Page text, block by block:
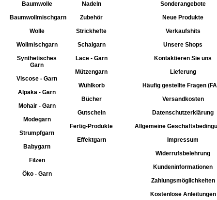
Baumwolle
Baumwollmischgarn
Wolle
Wollmischgarn
Synthetisches
Garn
Viscose - Garn
Alpaka - Garn
Mohair - Garn
Modegarn
Strumpfgarn
Babygarn
Filzen
Öko - Garn
Nadeln
Zubehör
Strickhefte
Schalgarn
Lace - Garn
Mützengarn
Wühlkorb
Bücher
Gutschein
Fertig-Produkte
Effektgarn
Sonderangebote
Neue Produkte
Verkaufshits
Unsere Shops
Kontaktieren Sie uns
Lieferung
Häufig gestellte Fragen
Versandkosten
Datenschutzerklärung
Allgemeine
Impressum
Widerrufsbelehrung
Kundeninformationen
Zahlungsmöglichkeiten
Kostenlose Anleitungen